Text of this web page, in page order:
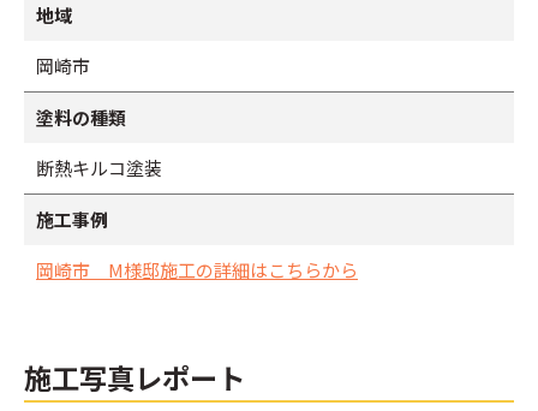
地域
岡崎市
塗料の種類
断熱キルコ塗装
施工事例
岡崎市 M様邸施工の詳細はこちらから
施工写真レポート